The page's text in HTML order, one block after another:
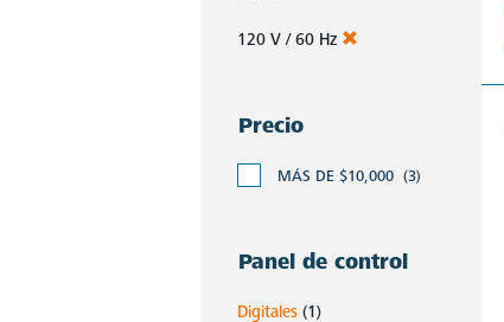
120 V / 60 Hz
Precio
MÁS DE $10,000 (3)
Panel de control
Digitales (1)